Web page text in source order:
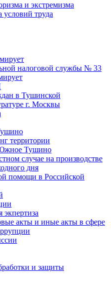
и экстремизма
условий труда
налоговой службы № 33
в Тушинской
г. Москвы
территории
Тушино
случае на производстве
дня
помощи в Российской
акты и иные акты в сфере
и защиты